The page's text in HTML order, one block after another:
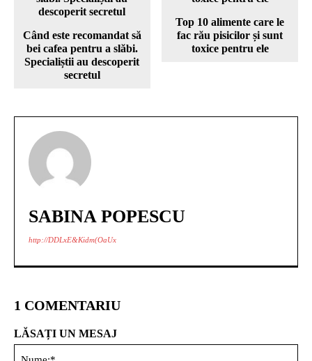
Când este recomandat să
bei cafea pentru a slăbi.
Specialiștii au descoperit
secretul
Top 10 alimente care le
fac rău pisicilor și sunt
toxice pentru ele
SABINA POPESCU
http://DDLxE&Kidm(OaUx
1 COMENTARIU
LĂSAȚI UN MESAJ